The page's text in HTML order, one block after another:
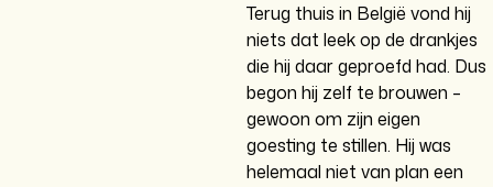
Terug thuis in België vond hij
niets dat leek op de drankjes
die hij daar geproefd had. Dus
begon hij zelf te brouwen –
gewoon om zijn eigen
goesting te stillen. Hij was
helemaal niet van plan een